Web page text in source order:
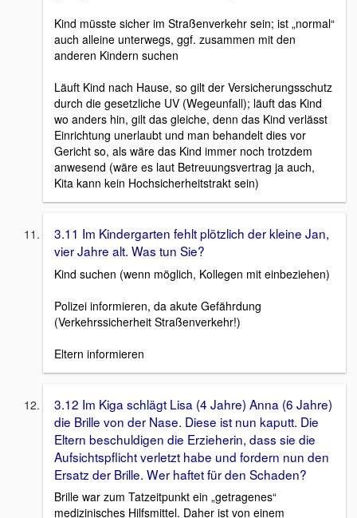
Kind müsste sicher im Straßenverkehr sein; ist „normal“
auch alleine unterwegs, ggf. zusammen mit den
anderen Kindern suchen
Läuft Kind nach Hause, so gilt der Versicherungsschutz
durch die gesetzliche UV (Wegeunfall); läuft das Kind
wo anders hin, gilt das gleiche, denn das Kind verlässt
Einrichtung unerlaubt und man behandelt dies vor
Gericht so, als wäre das Kind immer noch trotzdem
anwesend (wäre es laut Betreuungsvertrag ja auch,
Kita kann kein Hochsicherheitstrakt sein)
3.11 Im Kindergarten fehlt plötzlich der kleine Jan,
vier Jahre alt. Was tun Sie?
Kind suchen (wenn möglich, Kollegen mit einbeziehen)
Polizei informieren, da akute Gefährdung
(Verkehrssicherheit Straßenverkehr!)
Eltern informieren
3.12 Im Kiga schlägt Lisa (4 Jahre) Anna (6 Jahre)
die Brille von der Nase. Diese ist nun kaputt. Die
Eltern beschuldigen die Erzieherin, dass sie die
Aufsichtspflicht verletzt habe und fordern nun den
Ersatz der Brille. Wer haftet für den Schaden?
Brille war zum Tatzeitpunkt ein „getragenes“
medizinisches Hilfsmittel. Daher ist von einem